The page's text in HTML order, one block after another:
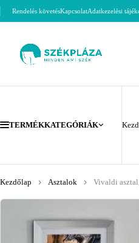
Rendelés követésKapcsolatAdatkezelési
TERMÉKKATEGÓRIÁK
Kezdőlap Asztalok Vivaldi